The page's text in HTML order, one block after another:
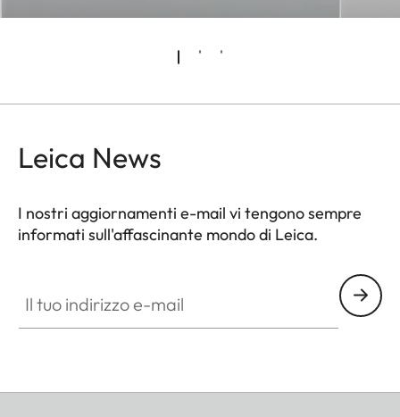
Leica News
I nostri aggiornamenti e-mail vi tengono sempre
informati sull'affascinante mondo di Leica.